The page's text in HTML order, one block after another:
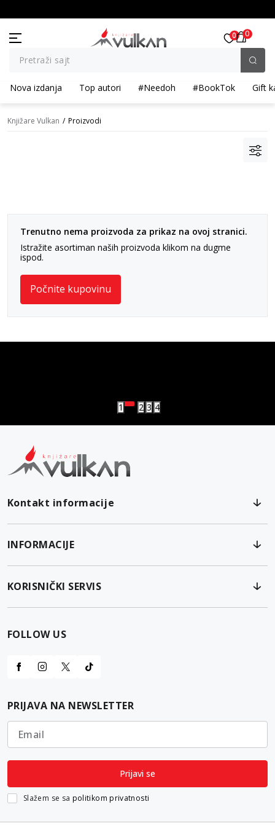
Pretraži sajt
0 0
Nova izdanja Top autori #Needoh #BookTok Gift
Knjižare Vulkan Proizvodi
Trenutno nema proizvoda za prikaz na ovoj stranici.
Istražite asortiman naših proizvoda klikom na dugme
ispod.
Počnite kupovinu
1 2 3 4
Kontakt informacije
INFORMACIJE
KORISNIČKI SERVIS
FOLLOW US
PRIJAVA NA NEWSLETTER
Email
Prijavi se
Slažem se sa politikom privatnosti